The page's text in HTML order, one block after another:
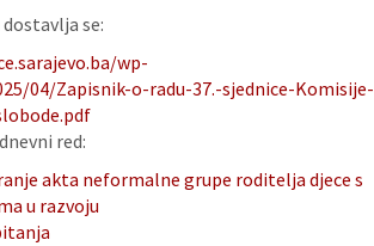
se:
wp-
04/Zapisnik-o-radu-37.-sjednice-Komisije-
red:
akta neformalne grupe roditelja djece s
u razvoju